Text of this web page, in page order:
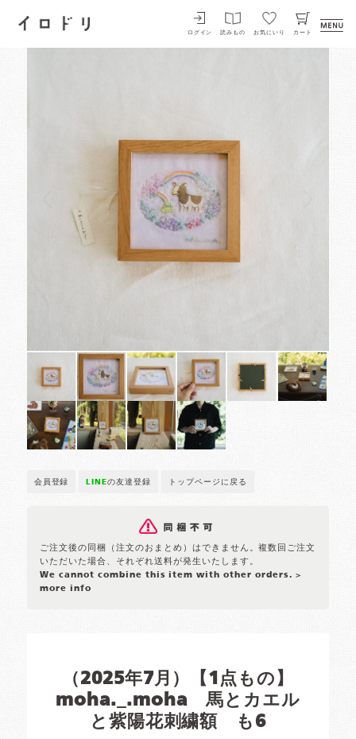
イロドリ
ログイン 読みもの お気にいり カート
会員登録 LINEの友達登録 トップページに戻る
ご注文後の同梱（注文のおまとめ）はできません。複数回ご注文
いただいた場合、それぞれ送料が発生いたします。
We cannot combine this item with other orders. >
more info
（2025年7月）【1点もの】
moha._.moha 馬とカエル
と紫陽花刺繍額 も6